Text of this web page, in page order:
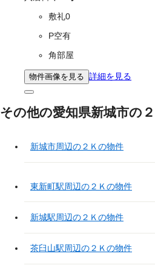
敷礼0
P空有
角部屋
物件画像を見る 詳細を見る
その他の愛知県新城市の
新城市周辺の２Ｋの物件
東新町駅周辺の２Ｋの物件
新城駅周辺の２Ｋの物件
茶臼山駅周辺の２Ｋの物件